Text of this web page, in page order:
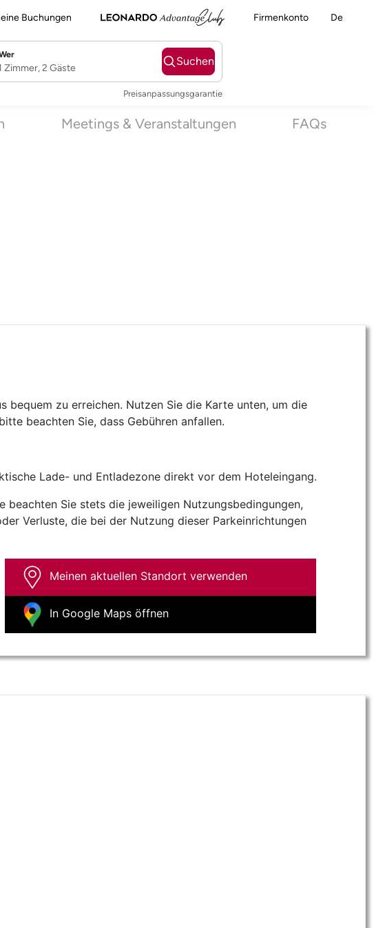
Buchungen Firmenkonto De
Username
Zimmer, 2 Gäste
Suchen
Preisanpassungsgarantie
Meetings & Veranstaltungen FAQs
zu erreichen. Nutzen Sie die Karte unten, um die
beachten Sie, dass Gebühren anfallen.
Lade- und Entladezone direkt vor dem Hoteleingang.
Sie stets die jeweiligen Nutzungsbedingungen,
Verluste, die bei der Nutzung dieser Parkeinrichtungen
Meinen aktuellen Standort verwenden
In Google Maps öffnen